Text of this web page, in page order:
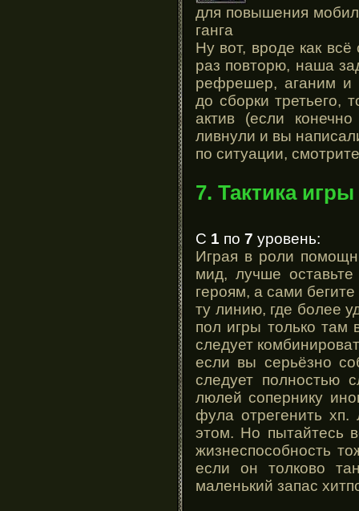
для повышения
ганга
Ну вот, вроде как
раз повторю, наша
рефрешер, аганим и
до сборки третьего,
актив (если
ливнули и вы
по ситуации,
7. Тактика игры
С 1 по 7 уровень:
Играя в роли
мид, лучше
героям, а сами
ту линию, где более
пол игры только там
следует
если вы серьёзно
следует полностью
люлей сопернику
фула отрегенить
этом. Но пытайтесь
жизнеспособность
если он толково
маленький запас